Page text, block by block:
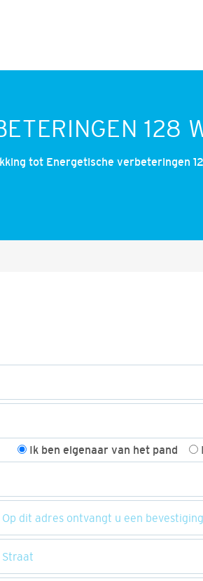
128
tot Energetische verbeteringen
Ik ben eigenaar van het pand